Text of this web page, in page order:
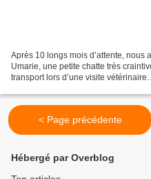
Après 10 longs mois d’attente, nous
Umarie, une petite chatte très
transport lors d’une visite
< Page précédente
Hébergé par Overblog